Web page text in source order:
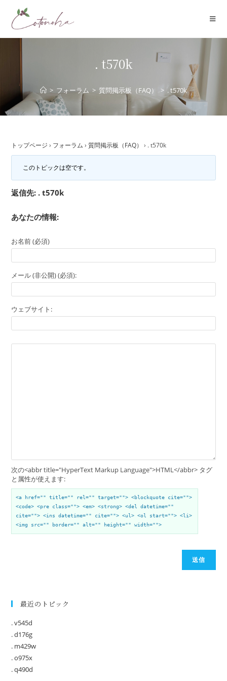
. t570k
> フォーラム > 質問掲示板（FAQ） > . t570k
トップページ › フォーラム › 質問掲示板（FAQ） › . t570k
このトピックは空です。
返信先: . t570k
あなたの情報:
お名前 (必須)
メール (非公開) (必須):
ウェブサイト:
次の<abbr title="HyperText Markup Language">HTML</abbr> タグ
と属性が使えます:
<a href="" title="" rel="" target=""> <blockquote cite="">
<code> <pre class=""> <em> <strong> <del datetime=""
cite=""> <ins datetime="" cite=""> <ul> <ol start=""> <li>
<img src="" border="" alt="" height="" width="">
送信
最近のトピック
. v545d
. d176g
. m429w
. o975x
. q490d